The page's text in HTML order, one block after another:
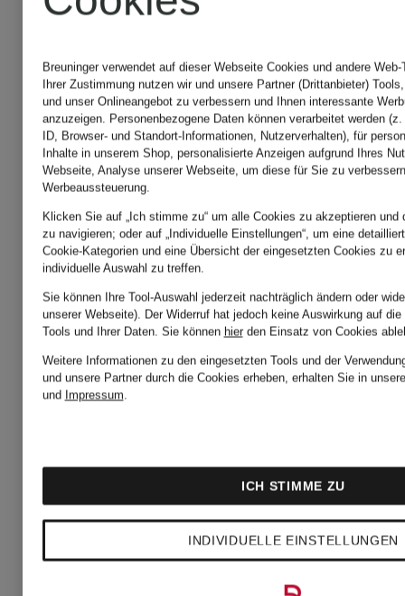
Cabanjacken
für Damen
Chelsea
Boots
für
Herren
Chelsea-
Boots
Herren
Pullover
für
Damen
Sandalen
für
Breuninger verwendet auf dieser Webseite Cookies und andere Web-
Ihrer Zustimmung nutzen wir und unsere Partner (Drittanbieter)
und unser Onlineangebot zu verbessern und Ihnen interessante
anzuzeigen. Personenbezogene Daten können verarbeitet werden
ID, Browser- und Standort-Informationen, Nutzerverhalten), für
Inhalte in unserem Shop, personalisierte Anzeigen aufgrund Ihres
Webseite, Analyse unserer Webseite, um diese für Sie zu
Werbeaussteuerung.
Klicken Sie auf „Ich stimme zu“ um alle Cookies zu akzeptieren und
zu navigieren; oder auf „Individuelle Einstellungen“, um eine
Cookie-Kategorien und eine Übersicht der eingesetzten Cookies zu
individuelle Auswahl zu treffen.
Sie können Ihre Tool-Auswahl jederzeit nachträglich ändern oder
unserer Webseite). Der Widerruf hat jedoch keine Auswirkung auf die
Tools und Ihrer Daten. Sie können hierden Einsatz von Cookies
Weitere Informationen zu den eingesetzten Tools und der
und unsere Partner durch die Cookies erheben, erhalten Sie in
und Impressum.
INDIVIDUELLE EINSTELLUNGEN
ICH STIMME ZU